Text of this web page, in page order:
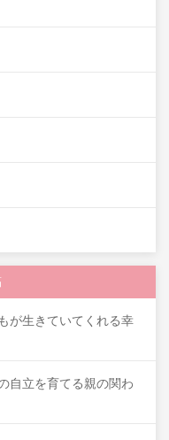
が生きていてくれる幸
自立を育てる親の関わ